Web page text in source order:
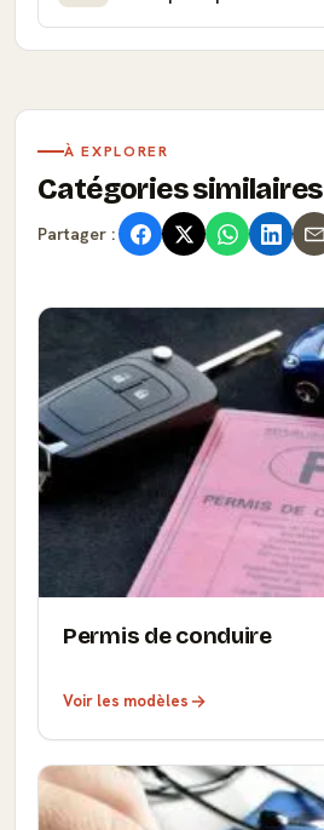
À EXPLORER
Catégories similaires
Partager :
Permis de conduire
Voir les modèles